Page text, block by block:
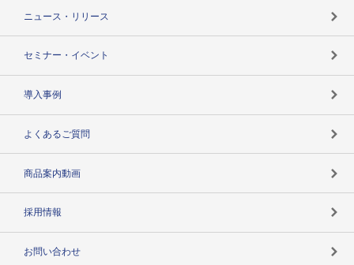
ニュース・リリース
セミナー・イベント
導入事例
よくあるご質問
商品案内動画
採用情報
お問い合わせ